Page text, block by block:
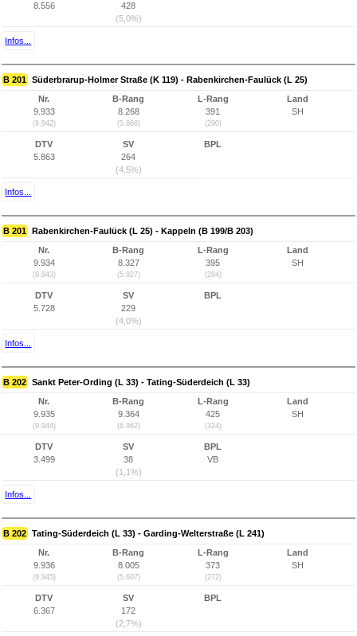
8.556
428
(5,0%)
Infos...
B 201 Süderbrarup-Holmer Straße (K 119) - Rabenkirchen-Faulück (L 25)
Nr.
9.933
(9.942)
B-Rang
8.268
(5.868)
L-Rang
391
(290)
Land
SH
DTV
5.863
SV
264
(4,5%)
BPL
Infos...
B 201 Rabenkirchen-Faulück (L 25) - Kappeln (B 199/B 203)
Nr.
9.934
(9.943)
B-Rang
8.327
(5.927)
L-Rang
395
(294)
Land
SH
DTV
5.728
SV
229
(4,0%)
BPL
Infos...
B 202 Sankt Peter-Ording (L 33) - Tating-Süderdeich (L 33)
Nr.
9.935
(9.944)
B-Rang
9.364
(6.962)
L-Rang
425
(324)
Land
SH
DTV
3.499
SV
38
(1,1%)
BPL
VB
Infos...
B 202 Tating-Süderdeich (L 33) - Garding-Welterstraße (L 241)
Nr.
9.936
(9.945)
B-Rang
8.005
(5.607)
L-Rang
373
(272)
Land
SH
DTV
6.367
SV
172
(2,7%)
BPL